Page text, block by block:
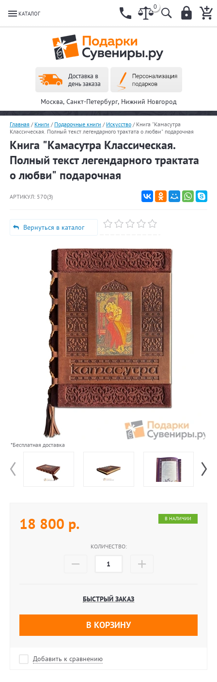
КАТАЛОГ
0
Москва, Санкт-Петербург, Нижний Новгород
Главная / Книги / Подарочные книги / Искусство / Книга "Камасутра
Классическая. Полный текст легендарного трактата о любви" подарочная
Книга "Камасутра Классическая.
Полный текст легендарного трактата
о любви" подарочная
АРТИКУЛ: 570(З)
Вернуться в каталог
*Бесплатная доставка
18 800 р. В НАЛИЧИИ
КОЛИЧЕСТВО:
БЫСТРЫЙ ЗАКАЗ
В КОРЗИНУ
Добавить к сравнению